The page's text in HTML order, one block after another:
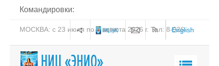
Командировки:
МОСКВА: с 23 июля по 8 августа 2026 г. Тел: 8-926-
English